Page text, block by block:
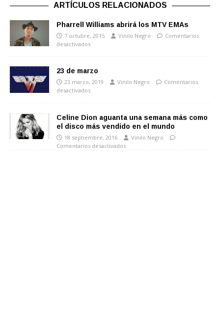
ARTÍCULOS RELACIONADOS
Pharrell Williams abrirá los MTV EMAs
7 octubre, 2015 Vinilo Negro
Comentarios
desactivados
23 de marzo
23 marzo, 2019 Vinilo Negro
Comentarios
desactivados
Celine Dion aguanta una semana más como
el disco más vendido en el mundo
18 septiembre, 2016
Vinilo Negro
Comentarios desactivados